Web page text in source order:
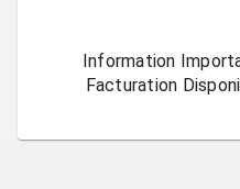
Facturation